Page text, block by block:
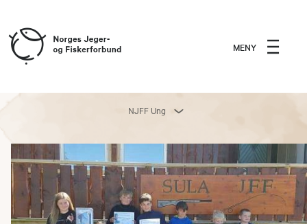
MENY
NJFF Ung